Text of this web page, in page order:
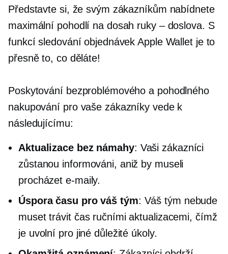
Představte si, že svým zákazníkům nabídnete
maximální pohodlí na dosah ruky – doslova. S
funkcí sledování objednávek Apple Wallet je to
přesně to, co děláte!
Poskytování bezproblémového a pohodlného
nakupování pro vaše zákazníky vede k
následujícímu:
Aktualizace bez námahy: Vaši zákazníci
zůstanou informováni, aniž by museli
procházet e-maily.
Úspora času pro váš tým: Váš tým nebude
muset trávit čas ručními aktualizacemi, čímž
je uvolní pro jiné důležité úkoly.